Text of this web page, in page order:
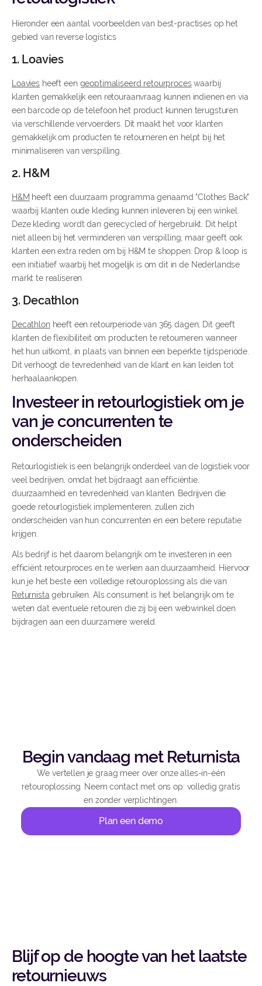
Hieronder een aantal voorbeelden van best-practises op het
gebied van reverse logistics
1. Loavies
Loavies heeft een geoptimaliseerd retourproceswaarbij
klanten gemakkelijk een retouraanvraag kunnen indienen en via
een barcode op de telefoon het product kunnen terugsturen
via verschillende vervoerders. Dit maakt het voor klanten
gemakkelijk om producten te retourneren en helpt bij het
minimaliseren van verspilling.
2. H&M
H&M heeft een duurzaam programma genaamd "Clothes Back"
waarbij klanten oude kleding kunnen inleveren bij een winkel.
Deze kleding wordt dan gerecycled of hergebruikt. Dit helpt
niet alleen bij het verminderen van verspilling, maar geeft ook
klanten een extra reden om bij H&M te shoppen. Drop & loop is
een initiatief waarbij het mogelijk is om dit in de Nederlandse
markt te realiseren
3. Decathlon
Decathlonheeft een retourperiode van 365 dagen; Dit geeft
klanten de flexibiliteit om producten te retourneren wanneer
het hun uitkomt, in plaats van binnen een beperkte tijdsperiode.
Dit verhoogt de tevredenheid van de klant en kan leiden tot
herhaalaankopen.
Investeer in retourlogistiek om je
van je concurrenten te
onderscheiden
Retourlogistiek is een belangrijk onderdeel van de logistiek voor
veel bedrijven, omdat het bijdraagt aan efficiëntie,
duurzaamheid en tevredenheid van klanten. Bedrijven die
goede retourlogistiek implementeren, zullen zich
onderscheiden van hun concurrenten en een betere reputatie
krijgen.
Als bedrijf is het daarom belangrijk om te investeren in een
efficiënt retourproces en te werken aan duurzaamheid. Hiervoor
kun je het beste een volledige retouroplossing als die van
Returnista gebruiken. Als consument is het belangrijk om te
weten dat eventuele retouren die zij bij een webwinkel doen
bijdragen aan een duurzamere wereld.
Begin vandaag met Returnista
We vertellen je graag meer over onze alles-in-één
retouroplossing. Neem contact met ons op: volledig gratis
en zonder verplichtingen.
Plan een demo
Blijf op de hoogte van het laatste
retournieuws